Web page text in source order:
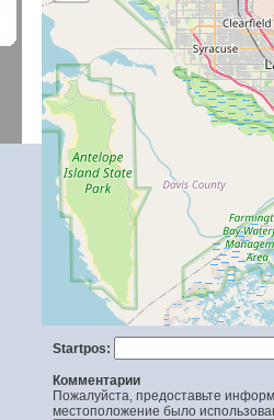
Startpos:
Комментарии
Пожалуйста, предоставьте
местоположение было